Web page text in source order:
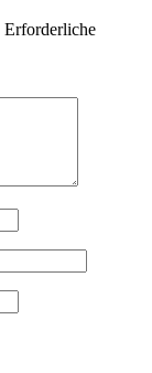
Erforderliche